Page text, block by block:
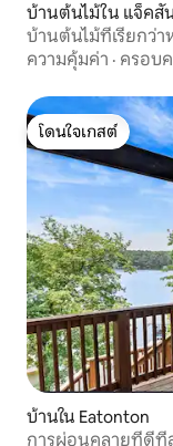
บ้านต้นไม้ใน แจ็คสัน
บ้านต้นไม้ที่เรียกว่า
ความคุ้มค่า · ครอบ
โดนใจเกสต์
โดนใจเกสต์
บ้านใน Eatonton
การผ่อนคลายที่ดีที่